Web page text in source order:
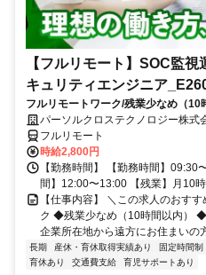
【フルリモート】SOC監
キュリティエンジニア
フルリモートワーク/残業少なめ（10
パーソルクロステクノロジー株式
フルリモート
時給2,800円
【勤務時間】 【勤務時間】
間】12:00〜13:00 【残業】月10
【仕事内容】 ＼この求人のおす
ク ◆残業少なめ（10時間以内）
企業所在地から遠方にお住まいの
長期 産休・育休取得実績あり 固定時間制
育休あり
交通費支給 育児サポートあり